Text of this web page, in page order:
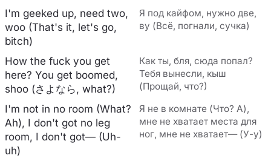
I'm geeked up, need two,
woo (That's it, let's go,
bitch)
Я под кайфом, нужно две,
ву (Всё, погнали, сучка)
How the fuck you get
here? You get boomed,
shoo (さよなら, what?)
Как ты, бля, сюда попал?
Тебя вынесли, кыш
(Прощай, что?)
I'm not in no room (What?
Ah), I don't got no leg
room, I don't got— (Uh-
uh)
Я не в комнате (Что? А),
мне не хватает места для
ног, мне не хватает— (У-у)